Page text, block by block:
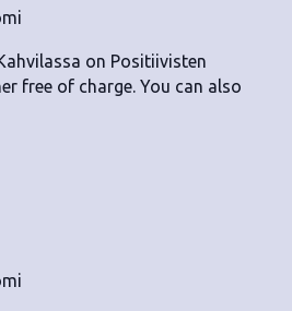
on Positiivisten
free of charge. You can also